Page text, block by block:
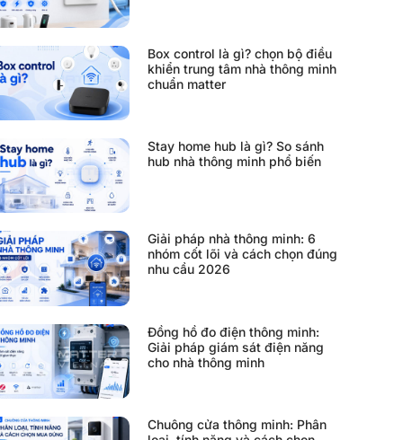
Box control là gì? chọn bộ điều
khiển trung tâm nhà thông minh
chuẩn matter
Stay home hub là gì? So sánh
hub nhà thông minh phổ biến
Giải pháp nhà thông minh: 6
nhóm cốt lõi và cách chọn đúng
nhu cầu 2026
Đồng hồ đo điện thông minh:
Giải pháp giám sát điện năng
cho nhà thông minh
Chuông cửa thông minh: Phân